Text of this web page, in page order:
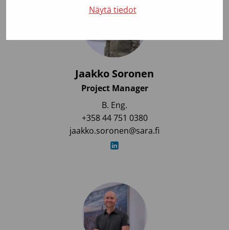
Näytä tiedot
Jaakko Soronen
Project Manager
B. Eng.
+358 44 751 0380
jaakko.soronen@sara.fi